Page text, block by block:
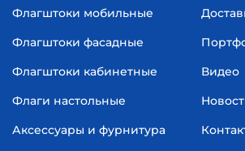
Флагштоки мобильные
Флагштоки фасадные
Флагштоки кабинетные
Флаги настольные
Аксессуары и фурнитура
Видео